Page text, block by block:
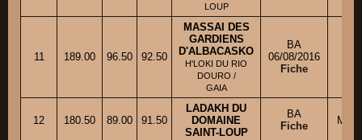
LOUP
11 189.00 96.50 92.50
MASSAI DES
GARDIENS
D'ALBACASKO
H'LOKI DU RIO
DOURO /
GAIA
BA
06/08/2016
Fiche
12 180.50 89.00 91.50
LADAKH DU
DOMAINE
SAINT-LOUP
BA
Fiche